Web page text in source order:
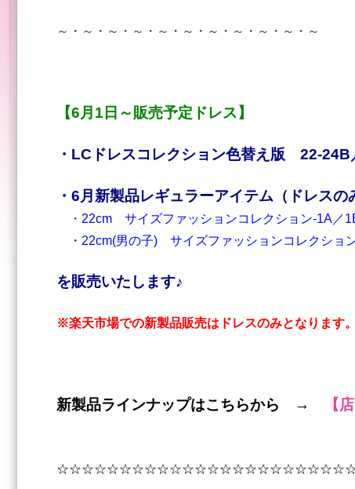
～・～・～・～・～・～・～・～・～・～・～
【6月1日～販売予定ドレス】
・LCドレスコレクション色替え版 22-24B
・6月新製品レギュラーアイテム（ドレスの
・ 22cm サイズファッションコレクション-1A／
・22cm(男の子) サイズファッションコレクショ
を販売いたします♪
※楽天市場での新製品販売はドレスのみとなります。
新製品ラインナップはこちらから → 【